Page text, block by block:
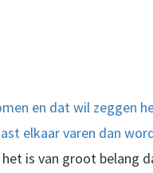
en dat wil zeggen
elkaar varen dan
is van groot belang